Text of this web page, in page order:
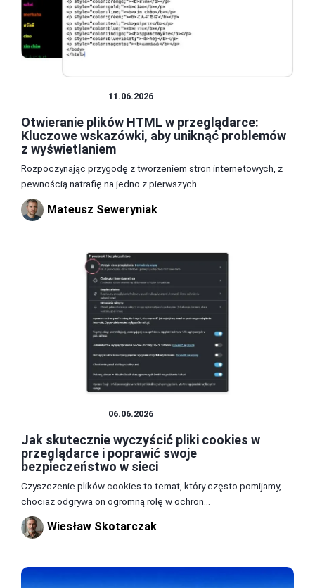
11.06.2026
Otwieranie plików HTML w przeglądarce:
Kluczowe wskazówki, aby uniknąć problemów
z wyświetlaniem
Rozpoczynając przygodę z tworzeniem stron internetowych, z
pewnością natrafię na jedno z pierwszych ...
Mateusz Seweryniak
06.06.2026
Jak skutecznie wyczyścić pliki cookies w
przeglądarce i poprawić swoje
bezpieczeństwo w sieci
Czyszczenie plików cookies to temat, który często pomijamy,
chociaż odgrywa on ogromną rolę w ochron...
Wiesław Skotarczak